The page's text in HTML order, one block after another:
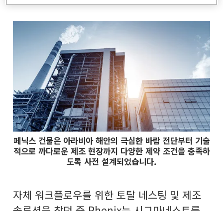
페닉스 건물은 아라비아 해안의 극심한 바람 전단부터 기술
적으로 까다로운 제조 현장까지 다양한 제약 조건을 충족하
도록 사전 설계되었습니다.
자체 워크플로우를 위한 토탈 네스팅 및 제조